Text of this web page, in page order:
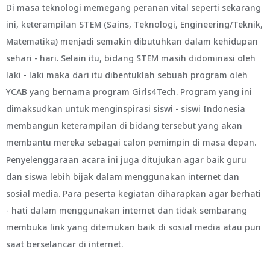
Di masa teknologi memegang peranan vital seperti sekarang
ini, keterampilan STEM (Sains, Teknologi, Engineering/Teknik,
Matematika) menjadi semakin dibutuhkan dalam kehidupan
sehari - hari. Selain itu, bidang STEM masih didominasi oleh
laki - laki maka dari itu dibentuklah sebuah program oleh
YCAB yang bernama program Girls4Tech. Program yang ini
dimaksudkan untuk menginspirasi siswi - siswi Indonesia
membangun keterampilan di bidang tersebut yang akan
membantu mereka sebagai calon pemimpin di masa depan.
Penyelenggaraan acara ini juga ditujukan agar baik guru
dan siswa lebih bijak dalam menggunakan internet dan
sosial media. Para peserta kegiatan diharapkan agar berhati
- hati dalam menggunakan internet dan tidak sembarang
membuka link yang ditemukan baik di sosial media atau pun
saat berselancar di internet.